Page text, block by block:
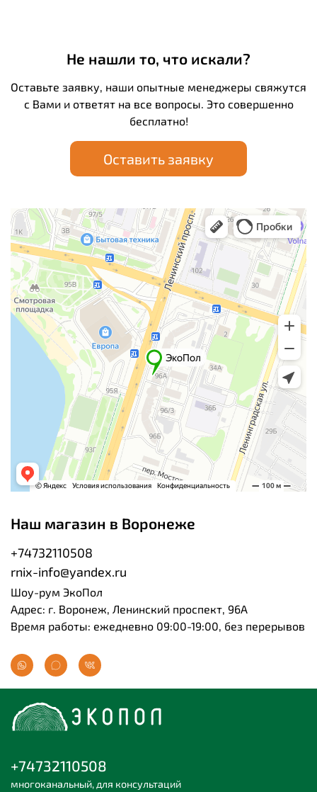
Не нашли то, что искали?
Оставьте заявку, наши опытные менеджеры свяжутся
с Вами и ответят на все вопросы. Это совершенно
бесплатно!
Оставить заявку
Наш магазин в Воронеже
+74732110508
rnix-info@yandex.ru
Шоу-рум ЭкоПол
Адрес: г. Воронеж, Ленинский проспект, 96А
Время работы: ежедневно 09:00-19:00, без перерывов
+74732110508
многоканальный, для консультаций